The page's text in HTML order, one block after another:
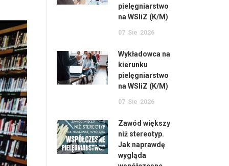
pielęgniarstwo
na WSIiZ (K/M)
07 Sie 2026
Wykładowca na
kierunku
pielęgniarstwo
na WSIiZ (K/M)
07 Sie 2026
Zawód większy
niż stereotyp.
Jak naprawdę
wygląda